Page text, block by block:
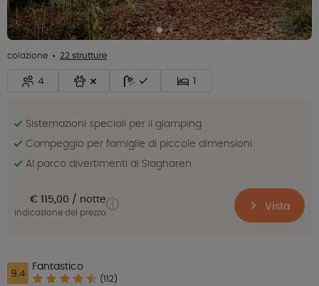
colazione 22 strutture
4 1
Sistemazioni speciali per il glamping
Campeggio per famiglie di piccole dimensioni
Al parco divertimenti di Slagharen
€ 115,00 notte
indicazione del prezzo Vista
9.4 Fantastico
(112)